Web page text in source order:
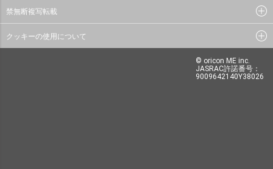
禁無断複写転載
クッキーの使用について
© oricon ME inc.
JASRAC許諾番号：
9009642140Y38026